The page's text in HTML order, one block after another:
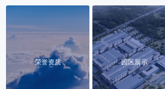
荣誉资质 园区展示